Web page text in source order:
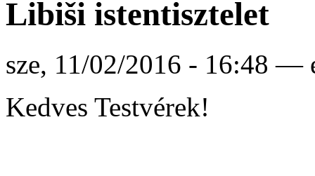
Libiši istentisztelet
sze, 11/02/2016 - 16:48 —
Kedves Testvérek!